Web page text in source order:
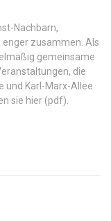
Nachbarn,
enger zusammen. Als
gemeinsame
die
und Karl-Marx-Allee
sie hier (pdf).